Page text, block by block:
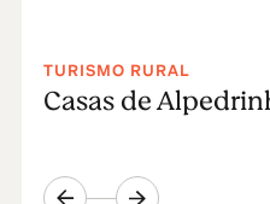
TURISMO RURAL
Casas de